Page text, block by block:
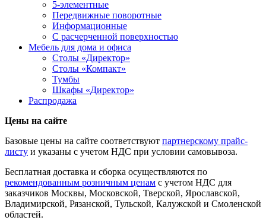
5-элементные
Передвижные поворотные
Информационные
С расчерченной поверхностью
Мебель для дома и офиса
Столы «Директор»
Столы «Компакт»
Тумбы
Шкафы «Директор»
Распродажа
Цены на сайте
Базовые цены на сайте соответствуют партнерскому прайс-
листу и указаны с учетом НДС при условии самовывоза.
Бесплатная доставка и сборка осуществляются по
рекомендованным розничным ценам с учетом НДС для
заказчиков Москвы, Московской, Тверской, Ярославской,
Владимирской, Рязанской, Тульской, Калужской и Смоленской
областей.